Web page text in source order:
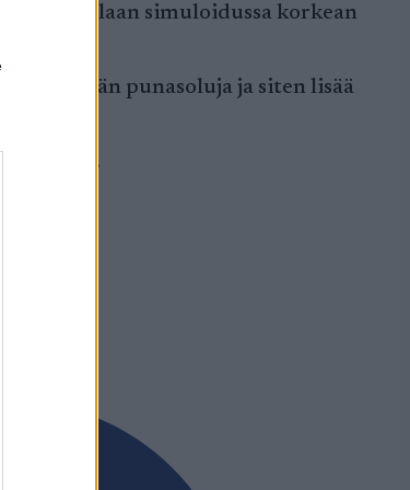
kasvoillaan simuloidussa korkean
punasoluja ja siten lisää